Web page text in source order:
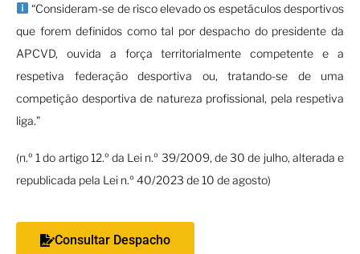
“Consideram-se de risco elevado os espetáculos desportivos
que forem definidos como tal por despacho do presidente da
APCVD, ouvida a força territorialmente competente e a
respetiva federação desportiva ou, tratando-se de uma
competição desportiva de natureza profissional, pela respetiva
liga.”
(n.º 1 do artigo 12.º da Lei n.º 39/2009, de 30 de julho, alterada e
republicada pela Lei n.º 40/2023 de 10 de agosto)
Consultar Despacho